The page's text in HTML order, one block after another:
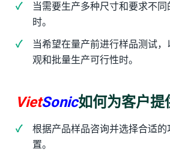
当需要生产多种尺寸和要求不
时。
当希望在量产前进行样品测试
观和批量生产可行性时。
VietSonic如何为客户提
根据产品样品咨询并选择合适
置。